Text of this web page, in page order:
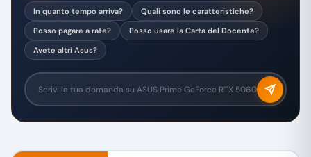
In quanto tempo arriva?
Quali sono le caratteristiche?
Posso pagare a rate?
Posso usare la Carta del Docente?
Avete altri Asus?